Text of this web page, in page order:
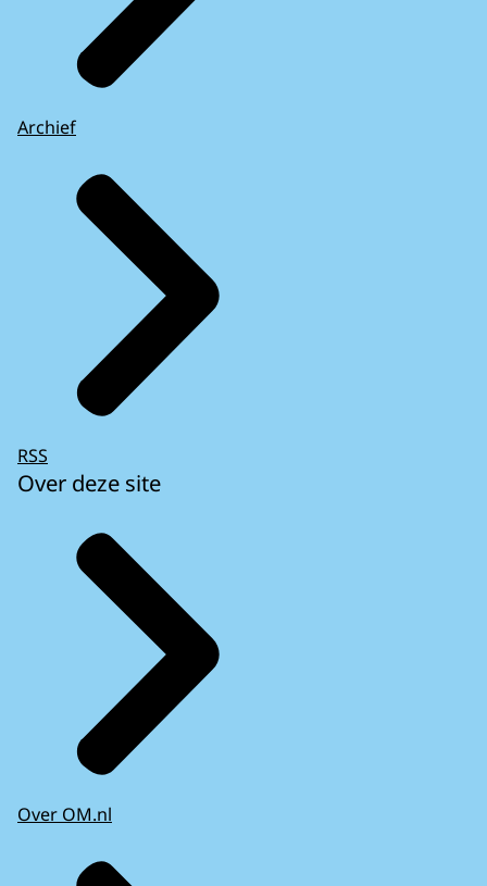
Archief
RSS
Over deze site
Over OM.nl